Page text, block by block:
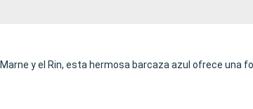
Marne y el Rin, esta hermosa barcaza azul ofrece una